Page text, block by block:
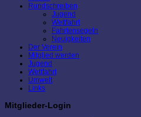
Rundschreiben
Jugend
Wettfahrt
Fahrtensegeln
Neuigkeiten
Der Verein
Mitglied werden
Jugend
Wettfahrt
Umwelt
Links
Mitglieder-Login